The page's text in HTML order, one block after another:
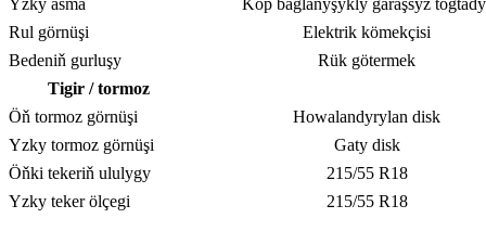
Rul görnüşi
Elektrik kömekçisi
Bedeniň gurluşy
Rük götermek
Tigir / tormoz
Öň tormoz görnüşi
Howalandyrylan disk
Yzky tormoz görnüşi
Gaty disk
Öňki tekeriň ululygy
215/55 R18
Yzky teker ölçegi
215/55 R18